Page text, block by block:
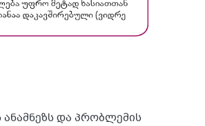
და პრობლემის